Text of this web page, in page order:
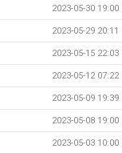
2023-05-30 19:00
2023-05-29 20:11
2023-05-15 22:03
2023-05-12 07:22
2023-05-09 19:39
2023-05-08 19:00
2023-05-03 10:00